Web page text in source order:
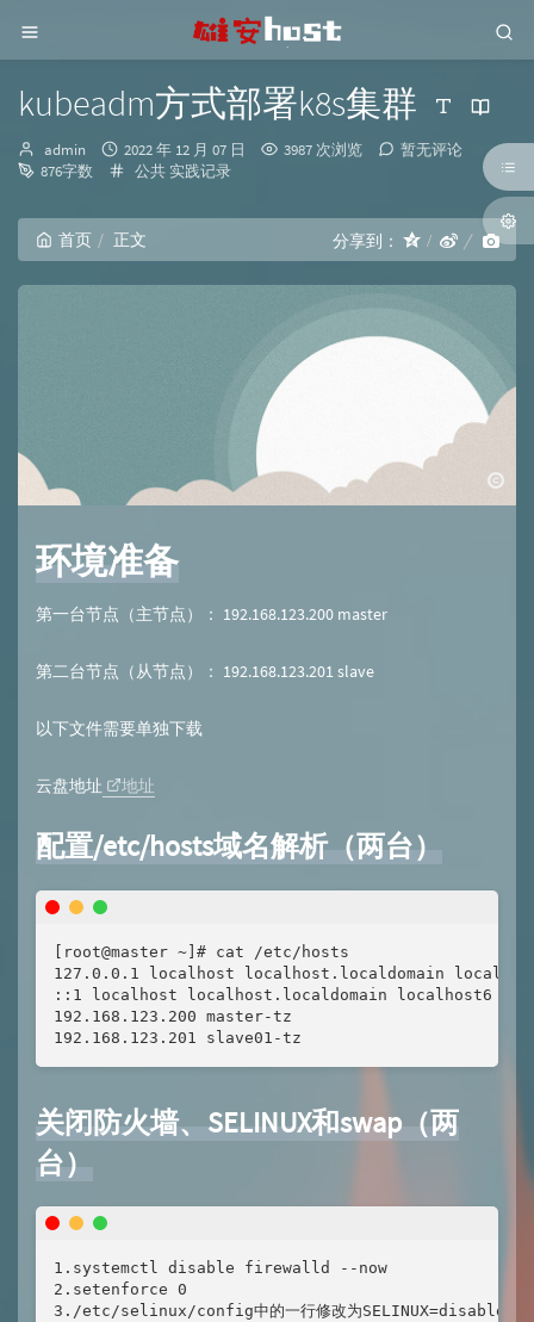
kubeadm方式部署k8s集群
博
主：
admin
发
布
2022 年 12 月 07 日 3987 次浏览
暂无评论
876字数
分
公共实践记录
首页 正文 分享到：
环境准备
第一台节点（主节点）： 192.168.123.200 master
第二台节点（从节点）： 192.168.123.201 slave
以下文件需要单独下载
云盘地址 地址
配置/etc/hosts域名解析（两台）
[root@master ~]# cat /etc/hosts
127.0.0.1 localhost localhost.localdomain
::1 localhost localhost.localdomain localhost6
192.168.123.200 master-tz
192.168.123.201 slave01-tz
关闭防火墙、SELINUX和swap（两
台）
1.systemctl disable firewalld --now
2.setenforce 0
3./etc/selinux/config中的一行修改为SELINUX=disabled